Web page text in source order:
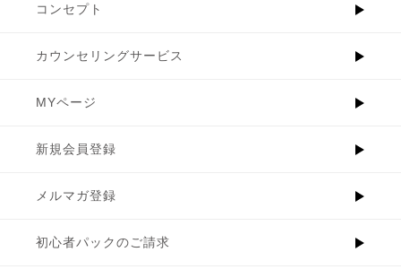
コンセプト
カウンセリングサービス
MYページ
新規会員登録
メルマガ登録
初心者パックのご請求